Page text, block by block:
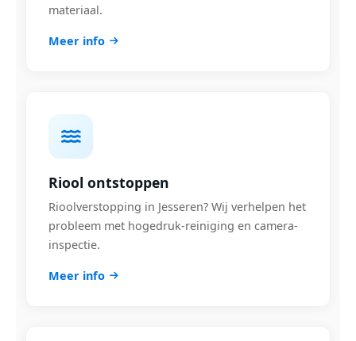
materiaal.
Meer info
Riool ontstoppen
Rioolverstopping in Jesseren? Wij verhelpen het
probleem met hogedruk-reiniging en camera-
inspectie.
Meer info